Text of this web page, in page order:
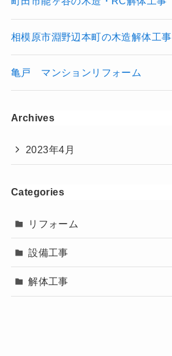
相模原市淵野辺本町の木造解体工事
亀戸 マンションリフォーム
Archives
2023年4月
Categories
リフォーム
設備工事
解体工事